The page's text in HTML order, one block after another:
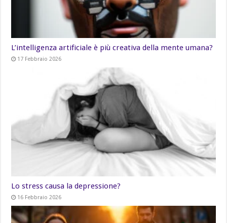
L’intelligenza artificiale è più creativa della mente umana?
17 Febbraio 2026
Lo stress causa la depressione?
16 Febbraio 2026